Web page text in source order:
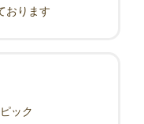
おります
ック